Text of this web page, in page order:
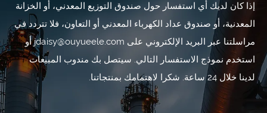
إذا كان لديك أي استفسار حول صندوق التوزيع المعدني، أو الخزانة
المعدنية، أو صندوق عداد الكهرباء المعدني أو التعاون، فلا تتردد في
مراسلتنا عبر البريد الإلكتروني على jdaisy@ouyueele.com أو
استخدم نموذج الاستفسار التالي. سيتصل بك مندوب المبيعات
لدينا خلال 24 ساعة. شكرا لاهتمامك بمنتجاتنا.